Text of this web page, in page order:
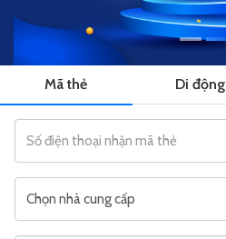
Mã thẻ Di động
Chọn nhà cung cấp